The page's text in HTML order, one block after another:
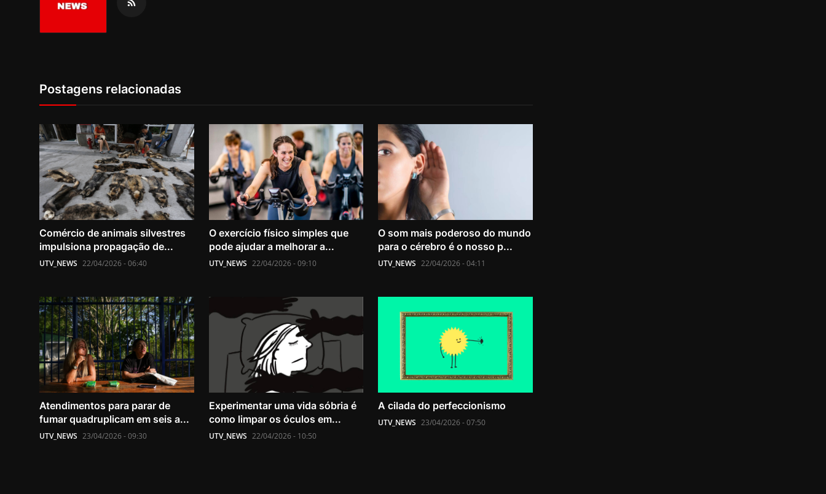
Postagens relacionadas
Comércio de animais silvestres
impulsiona propagação de...
UTV_NEWS 22/04/2026 - 06:40
O exercício físico simples que
pode ajudar a melhorar a...
UTV_NEWS 22/04/2026 - 09:10
O som mais poderoso do mundo
para o cérebro é o nosso p...
UTV_NEWS 22/04/2026 - 04:11
Atendimentos para parar de
fumar quadruplicam em seis a...
UTV_NEWS 23/04/2026 - 09:30
Experimentar uma vida sóbria é
como limpar os óculos em...
UTV_NEWS 22/04/2026 - 10:50
A cilada do perfeccionismo
UTV_NEWS 23/04/2026 - 07:50